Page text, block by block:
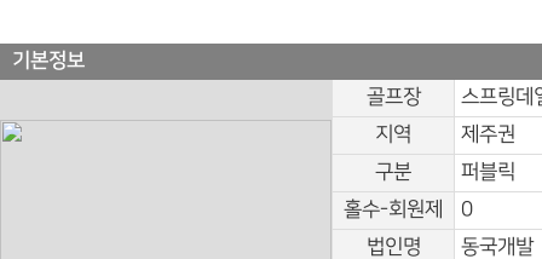
기본정보
골프장
스프링데
지역
제주권
구분
퍼블릭
홀수-회원제
0
법인명
동국개발